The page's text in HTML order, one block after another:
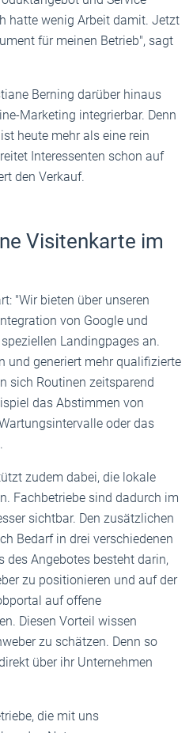
hatte wenig Arbeit damit. Jetzt
für meinen Betrieb", sagt
Berning darüber hinaus
Marketing integrierbar. Denn
heute mehr als eine rein
Interessenten schon auf
den Verkauf.
Visitenkarte im
"Wir bieten über unseren
von Google und
Landingpages an.
und generiert mehr qualifizierte
sich Routinen zeitsparend
das Abstimmen von
oder das
zudem dabei, die lokale
Fachbetriebe sind dadurch im
sichtbar. Den zusätzlichen
Bedarf in drei verschiedenen
des Angebotes besteht darin,
zu positionieren und auf der
auf offene
Diesen Vorteil wissen
zu schätzen. Denn so
über ihr Unternehmen
die mit uns